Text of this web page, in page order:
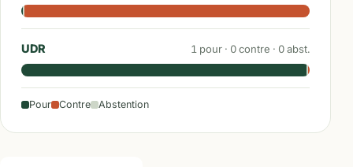
UDR 1 pour · 0contre · 0abst.
Pour Contre Abstention